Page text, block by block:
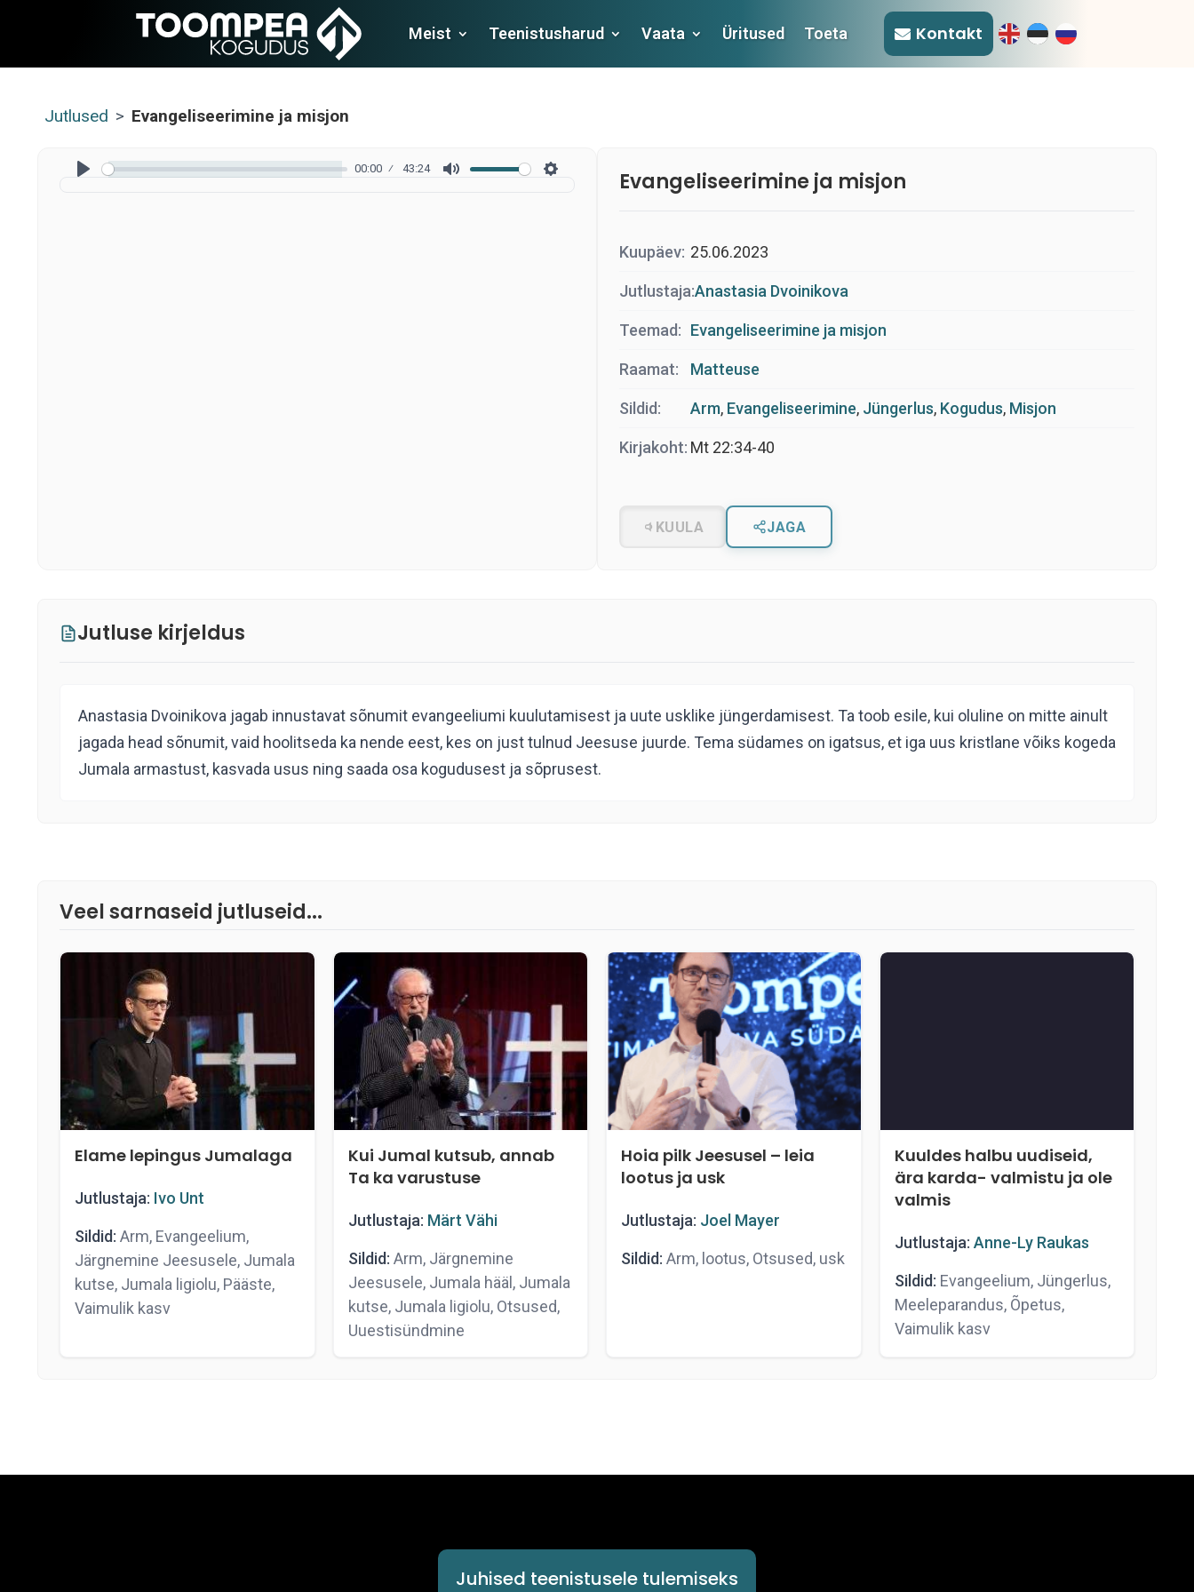
Meist Teenistusharud Vaata Üritused Toeta Kontakt
Jutlused > Evangeliseerimine ja misjon
00:00 43:24 Evangeliseerimine ja misjon
Kuupäev: 25.06.2023
Jutlustaja:Anastasia Dvoinikova
Teemad: Evangeliseerimine ja misjon
Raamat: Matteuse
Sildid: Arm, Evangeliseerimine, Jüngerlus, Kogudus, Misjon
Kirjakoht: Mt 22:34-40
KUULA JAGA
Jutluse kirjeldus
Anastasia Dvoinikova jagab innustavat sõnumit evangeeliumi kuulutamisest ja uute usklike jüngerdamisest. Ta toob esile, kui oluline on mitte ainult
jagada head sõnumit, vaid hoolitseda ka nende eest, kes on just tulnud Jeesuse juurde. Tema südames on igatsus, et iga uus kristlane võiks kogeda
Jumala armastust, kasvada usus ning saada osa kogudusest ja sõprusest.
Veel sarnaseid jutluseid...
Elame lepingus Jumalaga
Jutlustaja: Ivo Unt
Sildid: Arm, Evangeelium,
Järgnemine Jeesusele, Jumala
kutse, Jumala ligiolu, Pääste,
Vaimulik kasv
Kui Jumal kutsub, annab
Ta ka varustuse
Jutlustaja: Märt Vähi
Sildid: Arm, Järgnemine
Jeesusele, Jumala hääl, Jumala
kutse, Jumala ligiolu, Otsused,
Uuestisündmine
Hoia pilk Jeesusel – leia
lootus ja usk
Jutlustaja: Joel Mayer
Sildid: Arm, lootus, Otsused, usk
Kuuldes halbu uudiseid,
ära karda- valmistu ja ole
valmis
Jutlustaja: Anne-Ly Raukas
Sildid: Evangeelium, Jüngerlus,
Meeleparandus, Õpetus,
Vaimulik kasv
Juhised teenistusele tulemiseks